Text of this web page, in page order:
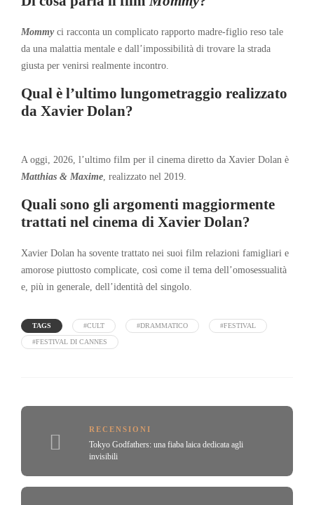
Mommyci racconta un complicato rapporto madre-figlio reso tale
da una malattia mentale e dall’impossibilità di trovare la strada
giusta per venirsi realmente incontro.
Qual è l’ultimo lungometraggio realizzato
da Xavier Dolan?
A oggi, 2026, l’ultimo film per il cinema diretto da Xavier Dolan è
Matthias & Maxime, realizzato nel 2019.
Quali sono gli argomenti maggiormente
trattati nel cinema di Xavier Dolan?
Xavier Dolan ha sovente trattato nei suoi film relazioni famigliari e
amorose piuttosto complicate, così come il tema dell’omosessualità
e, più in generale, dell’identità del singolo.
TAGS #CULT #DRAMMATICO #FESTIVAL
#FESTIVAL DI CANNES
RECENSIONI
Tokyo Godfathers: una fiaba laica dedicata agli
invisibili